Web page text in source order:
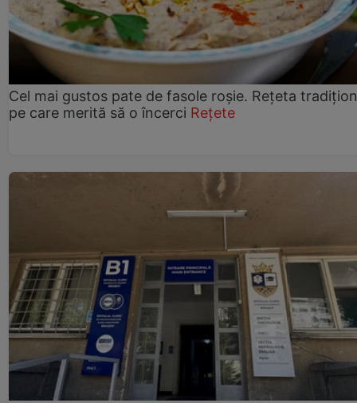
Cel mai gustos pate de fasole roșie. Rețeta
pe care merită să o încerci Rețete